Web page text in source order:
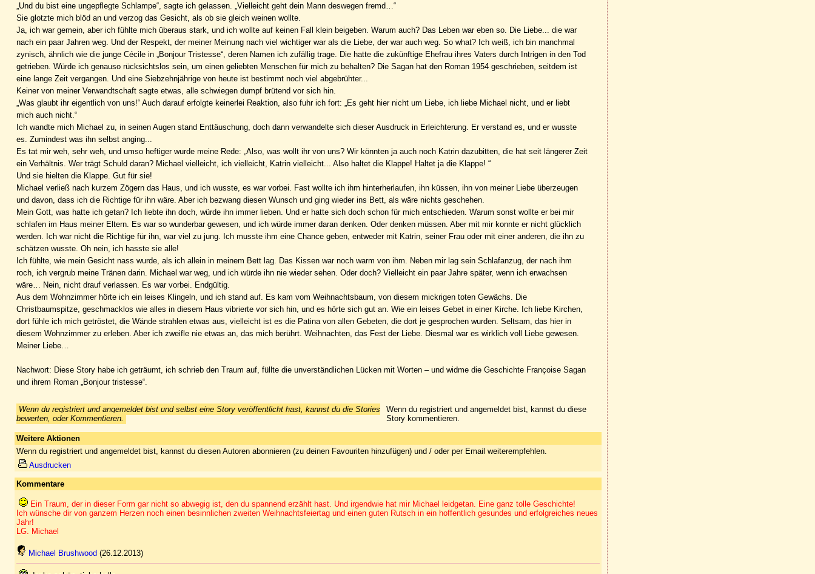
„Und du bist eine ungepflegte Schlampe“, sagte ich gelassen. „Vielleicht geht dein Mann deswegen fremd…“
Sie glotzte mich blöd an und verzog das Gesicht, als ob sie gleich weinen wollte.
Ja, ich war gemein, aber ich fühlte mich überaus stark, und ich wollte auf keinen Fall klein beigeben. Warum auch? Das Leben war eben so. Die Liebe... die war
nach ein paar Jahren weg. Und der Respekt, der meiner Meinung nach viel wichtiger war als die Liebe, der war auch weg. So what? Ich weiß, ich bin manchmal
zynisch, ähnlich wie die junge Cécile in „Bonjour Tristesse“, deren Namen ich zufällig trage. Die hatte die zukünftige Ehefrau ihres Vaters durch Intrigen in den Tod
getrieben. Würde ich genauso rücksichtslos sein, um einen geliebten Menschen für mich zu behalten? Die Sagan hat den Roman 1954 geschrieben, seitdem ist
eine lange Zeit vergangen. Und eine Siebzehnjährige von heute ist bestimmt noch viel abgebrühter...
Keiner von meiner Verwandtschaft sagte etwas, alle schwiegen dumpf brütend vor sich hin.
„Was glaubt ihr eigentlich von uns!“ Auch darauf erfolgte keinerlei Reaktion, also fuhr ich fort: „Es geht hier nicht um Liebe, ich liebe Michael nicht, und er liebt
mich auch nicht.“
Ich wandte mich Michael zu, in seinen Augen stand Enttäuschung, doch dann verwandelte sich dieser Ausdruck in Erleichterung. Er verstand es, und er wusste
es. Zumindest was ihn selbst anging...
Es tat mir weh, sehr weh, und umso heftiger wurde meine Rede: „Also, was wollt ihr von uns? Wir könnten ja auch noch Katrin dazubitten, die hat seit längerer Zeit
ein Verhältnis. Wer trägt Schuld daran? Michael vielleicht, ich vielleicht, Katrin vielleicht... Also haltet die Klappe! Haltet ja die Klappe! “
Und sie hielten die Klappe. Gut für sie!
Michael verließ nach kurzem Zögern das Haus, und ich wusste, es war vorbei. Fast wollte ich ihm hinterherlaufen, ihn küssen, ihn von meiner Liebe überzeugen
und davon, dass ich die Richtige für ihn wäre. Aber ich bezwang diesen Wunsch und ging wieder ins Bett, als wäre nichts geschehen.
Mein Gott, was hatte ich getan? Ich liebte ihn doch, würde ihn immer lieben. Und er hatte sich doch schon für mich entschieden. Warum sonst wollte er bei mir
schlafen im Haus meiner Eltern. Es war so wunderbar gewesen, und ich würde immer daran denken. Oder denken müssen. Aber mit mir konnte er nicht glücklich
werden. Ich war nicht die Richtige für ihn, war viel zu jung. Ich musste ihm eine Chance geben, entweder mit Katrin, seiner Frau oder mit einer anderen, die ihn zu
schätzen wusste. Oh nein, ich hasste sie alle!
Ich fühlte, wie mein Gesicht nass wurde, als ich allein in meinem Bett lag. Das Kissen war noch warm von ihm. Neben mir lag sein Schlafanzug, der nach ihm
roch, ich vergrub meine Tränen darin. Michael war weg, und ich würde ihn nie wieder sehen. Oder doch? Vielleicht ein paar Jahre später, wenn ich erwachsen
wäre… Nein, nicht drauf verlassen. Es war vorbei. Endgültig.
Aus dem Wohnzimmer hörte ich ein leises Klingeln, und ich stand auf. Es kam vom Weihnachtsbaum, von diesem mickrigen toten Gewächs. Die
Christbaumspitze, geschmacklos wie alles in diesem Haus vibrierte vor sich hin, und es hörte sich gut an. Wie ein leises Gebet in einer Kirche. Ich liebe Kirchen,
dort fühle ich mich getröstet, die Wände strahlen etwas aus, vielleicht ist es die Patina von allen Gebeten, die dort je gesprochen wurden. Seltsam, das hier in
diesem Wohnzimmer zu erleben. Aber ich zweifle nie etwas an, das mich berührt. Weihnachten, das Fest der Liebe. Diesmal war es wirklich voll Liebe gewesen.
Meiner Liebe…
Nachwort: Diese Story habe ich geträumt, ich schrieb den Traum auf, füllte die unverständlichen Lücken mit Worten – und widme die Geschichte Françoise Sagan
und ihrem Roman „Bonjour tristesse“.
Wenn du registriert und angemeldet bist und selbst eine Story veröffentlicht hast, kannst du die Stories
bewerten, oder Kommentieren.
Wenn du registriert und angemeldet bist, kannst du diese
Story kommentieren.
Weitere Aktionen
Wenn du registriert und angemeldet bist, kannst du diesen Autoren abonnieren (zu deinen Favouriten hinzufügen) und / oder per Email weiterempfehlen.
Ausdrucken
Kommentare
Ein Traum, der in dieser Form gar nicht so abwegig ist, den du spannend erzählt hast. Und irgendwie hat mir Michael leidgetan. Eine ganz tolle Geschichte!
Ich wünsche dir von ganzem Herzen noch einen besinnlichen zweiten Weihnachtsfeiertag und einen guten Rutsch in ein hoffentlich gesundes und erfolgreiches neues
Jahr!
LG. Michael
Michael Brushwood (26.12.2013)